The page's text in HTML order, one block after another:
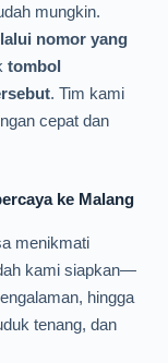
mungkin.
nomor yang
tombol
. Tim kami
cepat dan
ke Malang
menikmati
kami siapkan—
hingga
tenang, dan